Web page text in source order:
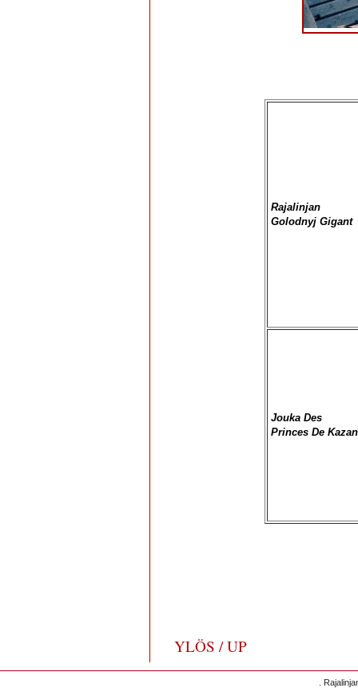
Rajalinjan
Golodnyj Gigant
Jouka Des
Princes De Kazan
YLÖS / UP
.